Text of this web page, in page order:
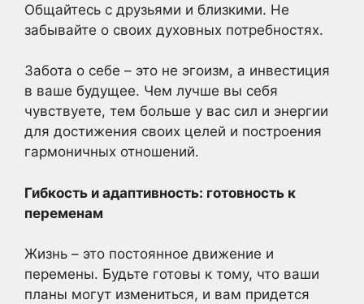
Общайтесь с друзьями и близкими. Не
забывайте о своих духовных потребностях.
Забота о себе – это не эгоизм, а инвестиция
в ваше будущее. Чем лучше вы себя
чувствуете, тем больше у вас сил и энергии
для достижения своих целей и построения
гармоничных отношений.
Гибкость и адаптивность: готовность к
переменам
Жизнь – это постоянное движение и
перемены. Будьте готовы к тому, что ваши
планы могут измениться, и вам придется